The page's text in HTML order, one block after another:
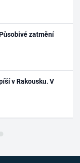
zatmění
v Rakousku. V